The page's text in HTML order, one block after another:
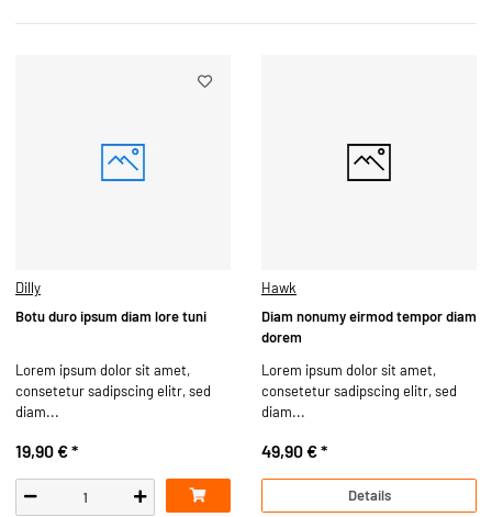
Dilly
Botu duro ipsum diam lore tuni
Lorem ipsum dolor sit amet,
consetetur sadipscing elitr, sed
diam...
19,90 €*
Hawk
Diam nonumy eirmod tempor diam
dorem
Lorem ipsum dolor sit amet,
consetetur sadipscing elitr, sed
diam...
49,90 €*
Details